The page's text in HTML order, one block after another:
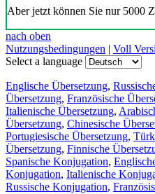
Aber jetzt können Sie nur 5000
nach oben
Nutzungsbedingungen | Voll
Select a language
Englische Übersetzung,
Übersetzung, Französische
Italienische Übersetzung,
Übersetzung, Chinesische
Portugiesische Übersetzung,
Übersetzung, Finnische
Spanische Konjugation,
Konjugation, Italienische
Russische Konjugation,